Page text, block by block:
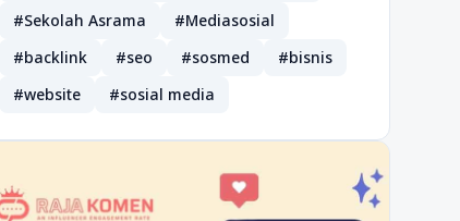
#Sekolah Asrama
#Mediasosial
#backlink
#seo #sosmed
#bisnis
#website
#sosial media